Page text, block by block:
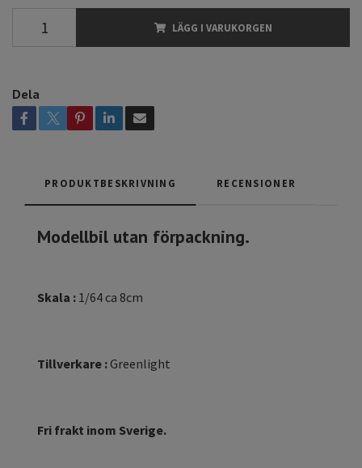
LÄGG I VARUKORGEN
Dela
PRODUKTBESKRIVNING RECENSIONER
Modellbil utan förpackning.
Skala : 1/64 ca 8cm
Tillverkare :Greenlight
Fri frakt inom Sverige.